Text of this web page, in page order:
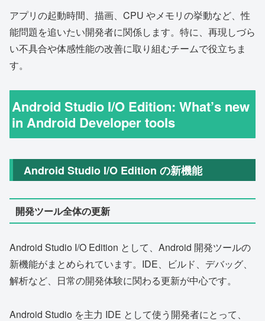
アプリの起動時間、描画、CPU やメモリの挙動など、性
能問題を追いたい開発者に関係します。特に、再現しづら
い不具合や体感性能の改善に取り組むチームで役立ちま
す。
Android Studio I/O Edition: What’s new
in Android Developer tools
Android Studio I/O Edition の新機能
開発ツール全体の更新
Android Studio I/O Edition として、Android 開発ツールの
新機能がまとめられています。IDE、ビルド、デバッグ、
解析など、日常の開発体験に関わる更新が中心です。
Android Studio を主力 IDE として使う開発者にとって、